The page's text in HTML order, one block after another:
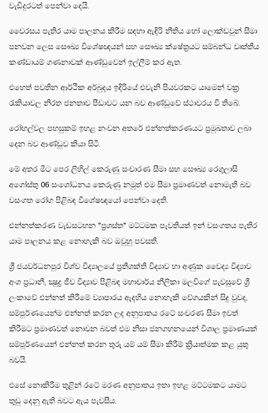
වැඩිදුරටත් පෙන්වා දෙයි.
වෛරසය පැතිර යාම පාලනය කිරීම සඳහා ඇඳිරි නීතිය හෝ ලොක්ඩවුන් සීමා
පනවන ලෙස සෞඛ්‍ය විශේෂඥයන් සහ සෞඛ්‍ය ක්ෂේත්‍රයට සම්බන්ධ වෘත්තීය
කණ්ඩායම් ගණනාවක් ආණ්ඩුවෙන් ඉල්ලීම් කර ඇත.
එහෙත් පවතින ආර්ථික අර්බුදය ඉදිරියේ එවැනි පියවරකට යාමෙන් වක්‍ර
රැකියාවල නිරත ජනතාව පීඩාවට යන බව ආණ්ඩුවේ ස්ථාවරය වී තිබේ.
රෝහල්වල පහසුකම් ඉහළ නංවන අතරේ එන්නත්කරණයට ප්‍රමුඛතාව ලබා
දෙන බව ආණ්ඩුව කියා සිටී.
මේ අතර මීට පෙර ලිහිල් කෙරුණු සංචාරණ සීමා සහ සෞඛ්‍ය රෙගුලාසි
අගෝස්තු 06 සංශෝධනය කෙරුණු නමුත් එම සීමා ප්‍රමාණවත් නොමැති බව
වසංගත රෝග පිළිබඳ විශේෂඥයෝ පෙන්වා දෙති.
එන්නත්කරණ වැඩසටහන "ප්‍රශස්ත" මට්ටමක පැවතියත් ඉන් වසංගතය පැතිර
යාම පාලනය කළ නොහැකි බව ඔවුහු පවසති.
ශ්‍රී ජයවර්ධනපුර විශ්ව විද්‍යාලයේ ප්‍රතිශක්ති විද්‍යාව හා අණුක වෛද්‍ය විද්‍යාව
අංශ ප්‍රධානී, ක්‍ෂුද්‍ර ජීව විද්‍යාව පිළිබඳ මහාචාර්ය නීලිකා මලවිගේ පැවසුවේ ශ්‍රී
ලංකාවේ එන්නත් කිරීමේ ව්‍යාපාරය ඇදහිය නොහැකි වේගයකින් සිදු වුවද,
සම්පුර්ණයෙන්ම එන්නත් කරන ලද අනුපාතය රටේ සංචරණ සීමා ඉවත්
කිරීමට ප්‍රමාණවත් නොවන බවත් එම නිසා ජනගහනයෙන් විශාල ප්‍රමාණයක්
සම්පූර්ණයෙන් එන්නත් කරන තුරු යම් යම් සීමා කිරීම් ක්‍රියාත්මක කළ යුතු
බවයි.
එසේ නොකිරීම තුළින් රටේ මරණ අනුපාතය ඉතා ඉහළ මට්ටමකට යාමට
තුඩු දෙනු ඇති බවට ඇය පැවසීය.